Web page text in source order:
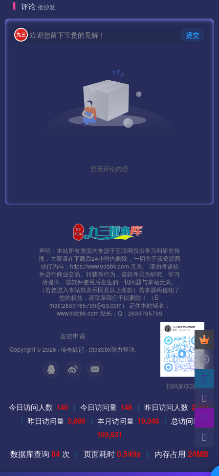
评论 抢沙发
欢迎您留下宝贵的见解！ 提交
暂无评论内容
声明：本站所有资源均来源于互联网仅供学习和研究传
播，大家请在下载后24小时内删除，一切关于该资源商
业行为与：https://www.93bbk.com 无关。 请勿将该软
件进行商业交易、转载等行为，该软件只为研究、学习
所提供，该软件使用后发生的一切问题与本站无关。
（若您进入本站就表示同意以上条款）若本源码侵犯了
您的权益，请联系我们予以删除！ （E-
mail:2639785799@qq.com） 记住本站域名：
www.93bbk.com 站长：Q：2639785799
友链申请
Copyright © 2026 · 传奇战记 · 由93bbk强力驱动.
扫码加QQ群
今日访问人数 140 | 今日访问量 148 | 昨日访问人数 2,461
| 昨日访问量 3,689 | 本月访问量 19,048 | 总访问量
103,631
数据库查询 84 次 | 页面耗时0.549s | 内存占用 24MB